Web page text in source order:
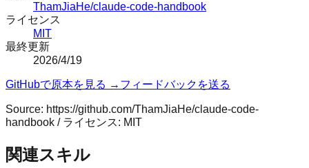
ThamJiaHe/claude-code-handbook
ライセンス
MIT
最終更新
2026/4/19
GitHubで原本を見る → フィードバックを送る
Source: https://github.com/ThamJiaHe/claude-code-
handbook / ライセンス: MIT
関連スキル